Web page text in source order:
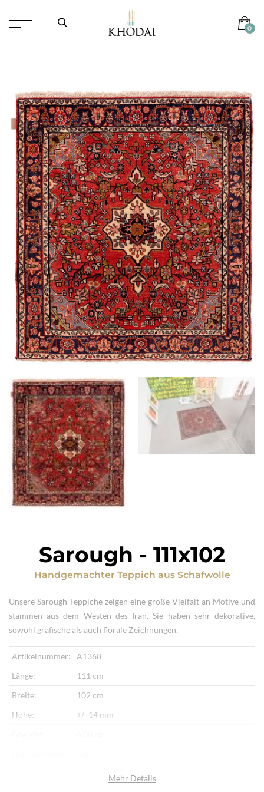
Sarough - 111x102
Handgemachter Teppich aus Schafwolle
Unsere Sarough Teppiche zeigen eine große Vielfalt an Motive und
stammen aus dem Westen des Iran. Sie haben sehr dekorative,
sowohl grafische als auch florale Zeichnungen.
Artikelnummer:
A1368
Länge:
111 cm
Breite:
102 cm
Höhe:
+/- 14 mm
Mehr Details